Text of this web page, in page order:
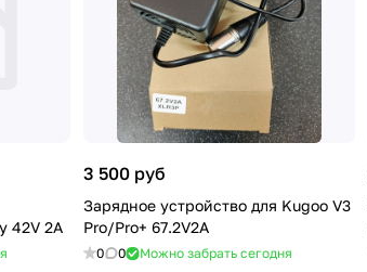
42V 2A
3 500 руб
Зарядное устройство для Kugoo V3
Pro/Pro+ 67.2V2A
0 0 Можно забрать сегодня